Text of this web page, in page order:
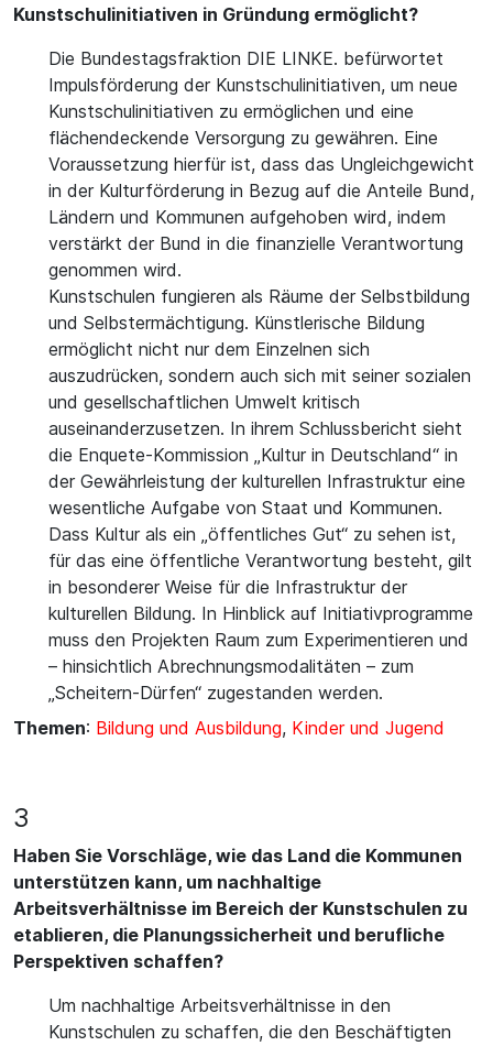
Kunstschulinitiativen in Gründung ermöglicht?
Die Bundestagsfraktion DIE LINKE. befürwortet
Impulsförderung der Kunstschulinitiativen, um neue
Kunstschulinitiativen zu ermöglichen und eine
flächendeckende Versorgung zu gewähren. Eine
Voraussetzung hierfür ist, dass das Ungleichgewicht
in der Kulturförderung in Bezug auf die Anteile Bund,
Ländern und Kommunen aufgehoben wird, indem
verstärkt der Bund in die finanzielle Verantwortung
genommen wird.
Kunstschulen fungieren als Räume der Selbstbildung
und Selbstermächtigung. Künstlerische Bildung
ermöglicht nicht nur dem Einzelnen sich
auszudrücken, sondern auch sich mit seiner sozialen
und gesellschaftlichen Umwelt kritisch
auseinanderzusetzen. In ihrem Schlussbericht sieht
die Enquete-Kommission „Kultur in Deutschland“ in
der Gewährleistung der kulturellen Infrastruktur eine
wesentliche Aufgabe von Staat und Kommunen.
Dass Kultur als ein „öffentliches Gut“ zu sehen ist,
für das eine öffentliche Verantwortung besteht, gilt
in besonderer Weise für die Infrastruktur der
kulturellen Bildung. In Hinblick auf Initiativprogramme
muss den Projekten Raum zum Experimentieren und
– hinsichtlich Abrechnungsmodalitäten – zum
„Scheitern-Dürfen“ zugestanden werden.
Themen: Bildung und Ausbildung, Kinder und Jugend
3
Haben Sie Vorschläge, wie das Land die Kommunen
unterstützen kann, um nachhaltige
Arbeitsverhältnisse im Bereich der Kunstschulen zu
etablieren, die Planungssicherheit und berufliche
Perspektiven schaffen?
Um nachhaltige Arbeitsverhältnisse in den
Kunstschulen zu schaffen, die den Beschäftigten